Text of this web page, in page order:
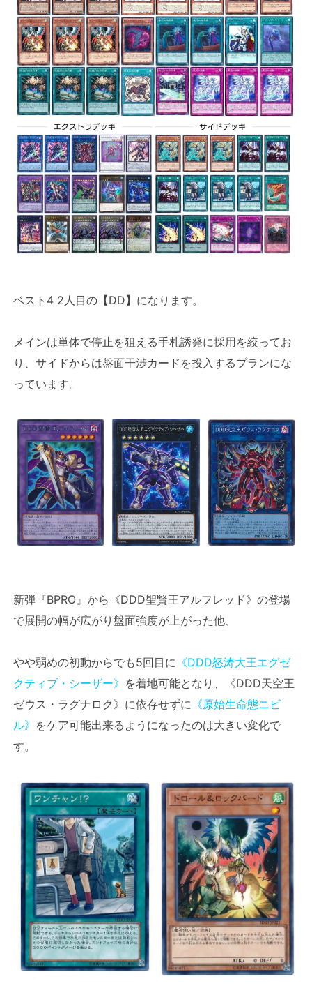
ベスト4 2人目の【DD】になります。
メインは単体で停止を狙える手札誘発に採用を絞ってお
り、サイドからは盤面干渉カードを投入するプランにな
っています。
新弾『BPRO』から《DDD聖賢王アルフレッド》の登場
で展開の幅が広がり盤面強度が上がった他、
やや弱めの初動からでも5回目に 《DDD怒涛大王エグゼ
クティブ・シーザー》 を着地可能となり、《DDD天空王
ゼウス・ラグナロク》に依存せずに 《原始生命態ニビ
ル》 をケア可能出来るようになったのは大きい変化で
す。